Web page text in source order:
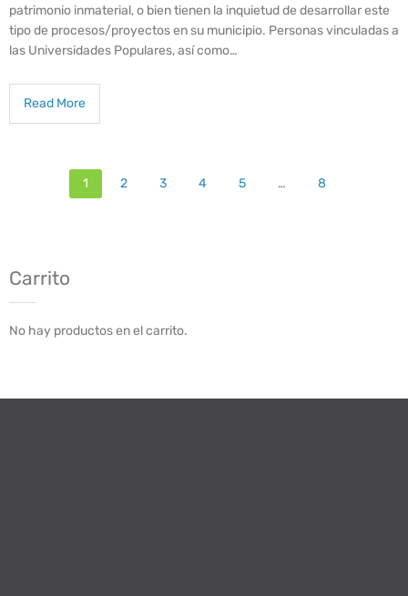
patrimonio inmaterial, o bien tienen la inquietud de desarrollar este
tipo de procesos/proyectos en su municipio. Personas vinculadas a
las Universidades Populares, así como…
Read More
1 2 3 4 5 … 8
Carrito
No hay productos en el carrito.